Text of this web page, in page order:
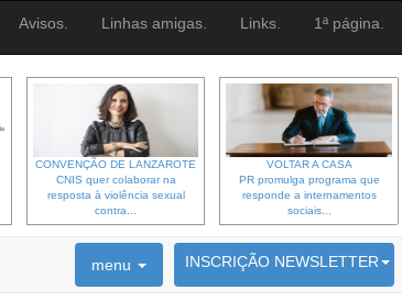
Avisos. Linhas amigas. Links. 1ª página.
CONVENÇÃO DE LANZAROTE
CNIS quer colaborar na
resposta à violência sexual
contra...
VOLTAR A CASA
PR promulga programa que
responde a internamentos
sociais...
menu INSCRIÇÃO NEWSLETTER
6692 membros inscritos